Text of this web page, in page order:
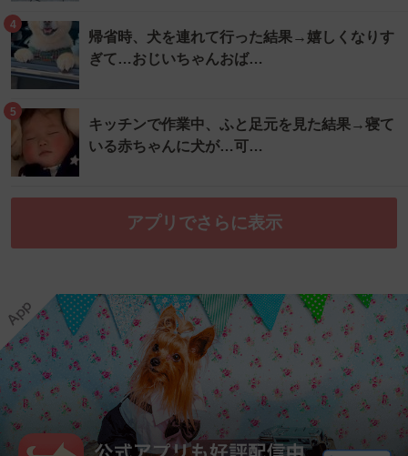
4
帰省時、犬を連れて行った結果→嬉しくなりす
ぎて…おじいちゃんおば…
5
キッチンで作業中、ふと足元を見た結果→寝て
いる赤ちゃんに犬が…可…
アプリでさらに表示